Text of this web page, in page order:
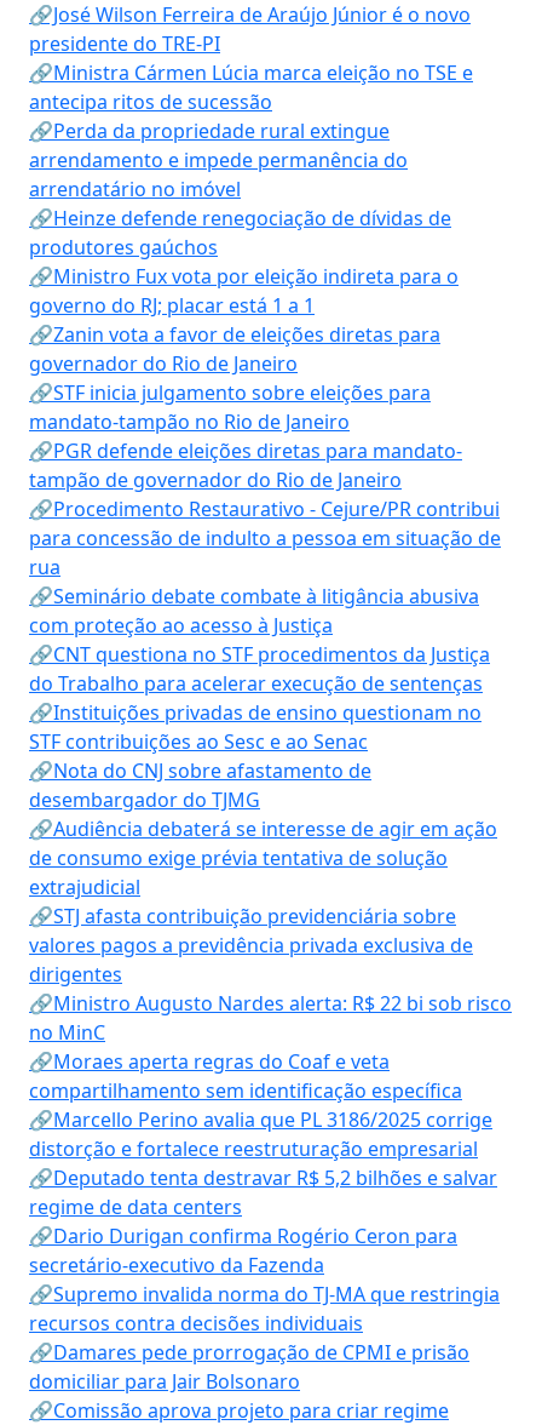
🔗José Wilson Ferreira de Araújo Júnior é o novo
presidente do TRE-PI
🔗Ministra Cármen Lúcia marca eleição no TSE e
antecipa ritos de sucessão
🔗Perda da propriedade rural extingue
arrendamento e impede permanência do
arrendatário no imóvel
🔗Heinze defende renegociação de dívidas de
produtores gaúchos
🔗Ministro Fux vota por eleição indireta para o
governo do RJ; placar está 1 a 1
🔗Zanin vota a favor de eleições diretas para
governador do Rio de Janeiro
🔗STF inicia julgamento sobre eleições para
mandato-tampão no Rio de Janeiro
🔗PGR defende eleições diretas para mandato-
tampão de governador do Rio de Janeiro
🔗Procedimento Restaurativo - Cejure/PR contribui
para concessão de indulto a pessoa em situação de
rua
🔗Seminário debate combate à litigância abusiva
com proteção ao acesso à Justiça
🔗CNT questiona no STF procedimentos da Justiça
do Trabalho para acelerar execução de sentenças
🔗Instituições privadas de ensino questionam no
STF contribuições ao Sesc e ao Senac
🔗Nota do CNJ sobre afastamento de
desembargador do TJMG
🔗Audiência debaterá se interesse de agir em ação
de consumo exige prévia tentativa de solução
extrajudicial
🔗STJ afasta contribuição previdenciária sobre
valores pagos a previdência privada exclusiva de
dirigentes
🔗Ministro Augusto Nardes alerta: R$ 22 bi sob risco
no MinC
🔗Moraes aperta regras do Coaf e veta
compartilhamento sem identificação específica
🔗Marcello Perino avalia que PL 3186/2025 corrige
distorção e fortalece reestruturação empresarial
🔗Deputado tenta destravar R$ 5,2 bilhões e salvar
regime de data centers
🔗Dario Durigan confirma Rogério Ceron para
secretário-executivo da Fazenda
🔗Supremo invalida norma do TJ-MA que restringia
recursos contra decisões individuais
🔗Damares pede prorrogação de CPMI e prisão
domiciliar para Jair Bolsonaro
🔗Comissão aprova projeto para criar regime